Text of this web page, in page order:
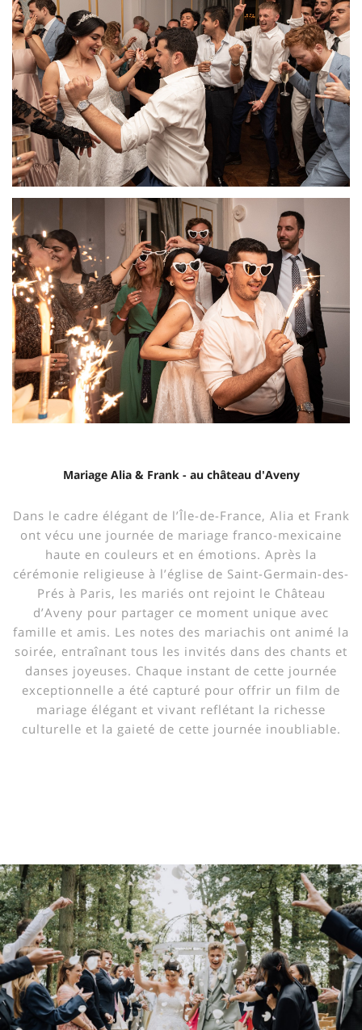
Mariage Alia & Frank - au château d'Aveny
Dans le cadre élégant de l’Île-de-France, Alia et Frank
ont vécu une journée de mariage franco-mexicaine
haute en couleurs et en émotions. Après la
cérémonie religieuse à l’église de Saint-Germain-des-
Prés à Paris, les mariés ont rejoint le Château
d’Aveny pour partager ce moment unique avec
famille et amis. Les notes des mariachis ont animé la
soirée, entraînant tous les invités dans des chants et
danses joyeuses. Chaque instant de cette journée
exceptionnelle a été capturé pour offrir un film de
mariage élégant et vivant reflétant la richesse
culturelle et la gaieté de cette journée inoubliable.